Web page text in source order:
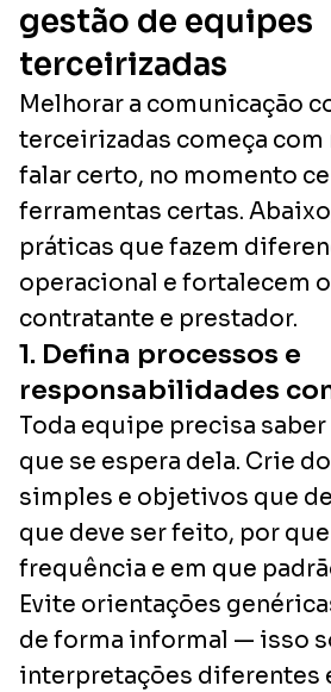
gestão de equipes
terceirizadas
Melhorar a comunicação
terceirizadas começa com
falar certo, no momento
ferramentas certas.
práticas que fazem
operacional e fortalecem
contratante e prestador.
1. Defina processos e
responsabilidades
Toda equipe precisa
que se espera dela. Crie
simples e objetivos que
que deve ser feito, por
frequência e em que
Evite orientações
de forma informal — isso
interpretações diferentes